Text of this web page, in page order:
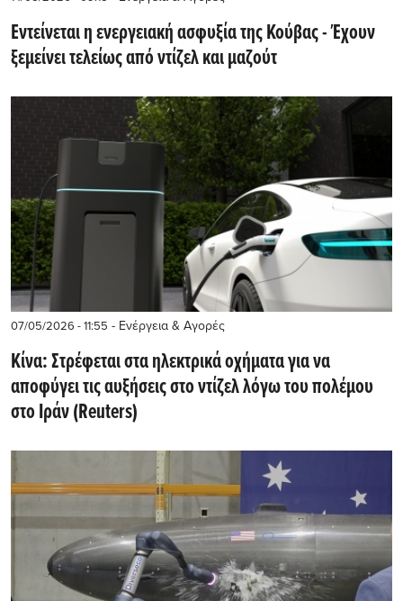
Εντείνεται η ενεργειακή ασφυξία της Κούβας - Έχουν
ξεμείνει τελείως από ντίζελ και μαζούτ
07/05/2026 - 11:55 - Ενέργεια & Αγορές
Κίνα: Στρέφεται στα ηλεκτρικά οχήματα για να
αποφύγει τις αυξήσεις στο ντίζελ λόγω του πολέμου
στο Ιράν (Reuters)